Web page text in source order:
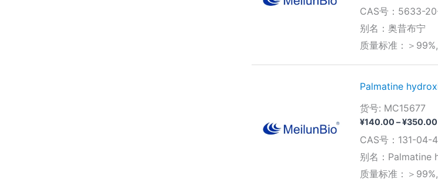
CAS号：5633-
别名：奥昔布宁
质量标准：＞
Palmatine
货号: MC15677
¥140.00–¥350.00
CAS号：131-04-4
别名：Palmatine
质量标准：＞